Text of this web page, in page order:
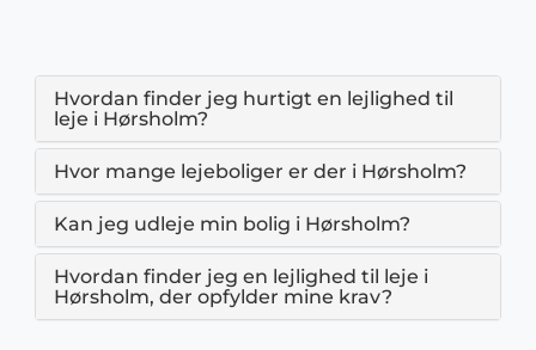
Hvordan finder jeg hurtigt en lejlighed til
leje i Hørsholm?
Hvor mange lejeboliger er der i Hørsholm?
Kan jeg udleje min bolig i Hørsholm?
Hvordan finder jeg en lejlighed til leje i
Hørsholm, der opfylder mine krav?